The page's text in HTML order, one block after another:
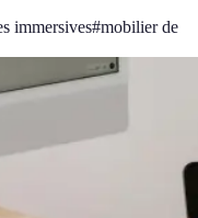
immersives#mobilier de